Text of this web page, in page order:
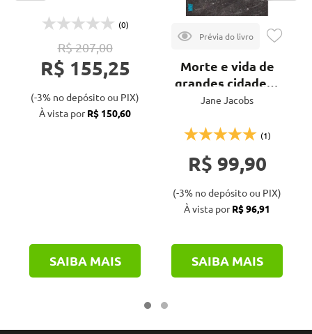
(0)
R$ 207,00
R$ 155,25
(-3% no depósito ou PIX)
À vista porR$ 150,60
SAIBA MAIS
Morte e vida de
grandes cidades -
3ª ed.
Jane Jacobs
(1)
R$ 99,90
(-3% no depósito ou PIX)
À vista porR$ 96,91
SAIBA MAIS